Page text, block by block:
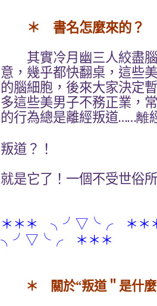
＊ 書名怎麼來的？
其實冷月幽三人絞盡腦
意，幾乎都快翻桌，這些
的腦細胞，後來大家決定
多這些美男子不務正業，
的行為總是離經叛道……離
叛道？！
就是它了！一個不受世俗
＊＊＊ ╮╯▽╰╭＊＊
╮╯▽╰╭＊＊＊
＊ 關於“叛道＂是什